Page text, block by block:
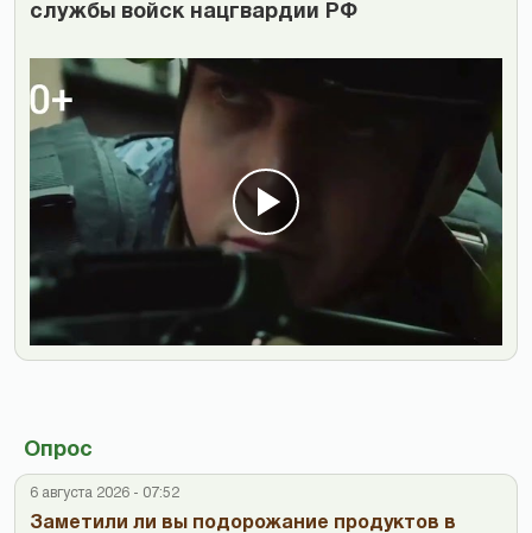
службы войск нацгвардии РФ
Опрос
6 августа 2026 - 07:52
Заметили ли вы подорожание продуктов в